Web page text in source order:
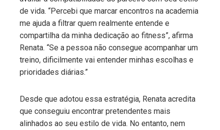
de vida. “Percebi que marcar encontros na academia
me ajuda a filtrar quem realmente entende e
compartilha da minha dedicação ao fitness”, afirma
Renata. “Se a pessoa não consegue acompanhar um
treino, dificilmente vai entender minhas escolhas e
prioridades diárias.”
Desde que adotou essa estratégia, Renata acredita
que conseguiu encontrar pretendentes mais
alinhados ao seu estilo de vida. No entanto, nem